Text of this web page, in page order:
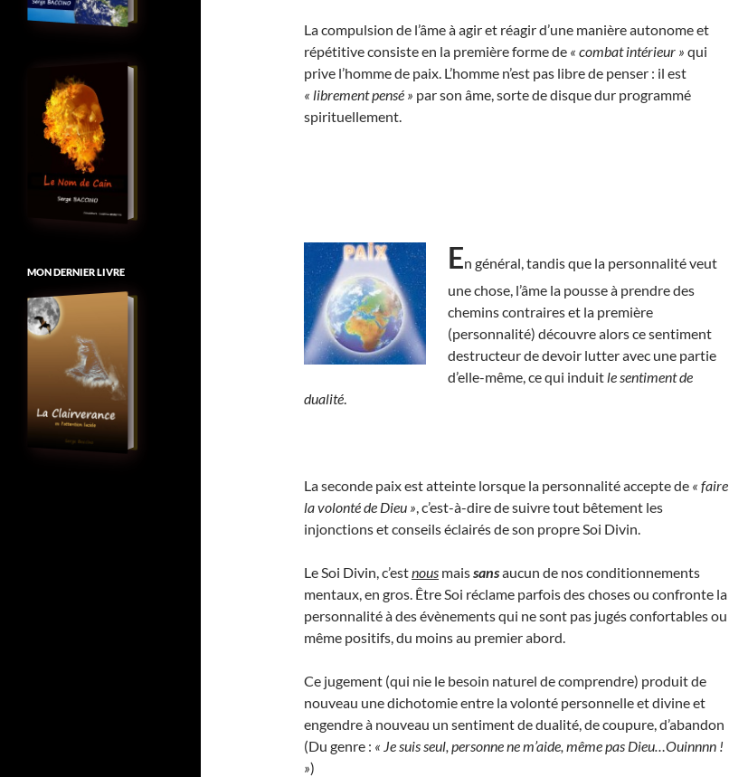
La compulsion de l’âme à agir et réagir d’une manière autonome et
répétitive consiste en la première forme de « combat intérieur » qui
prive l’homme de paix. L’homme n’est pas libre de penser : il est
« librement pensé » par son âme, sorte de disque dur programmé
spirituellement.
En général, tandis que la personnalité veut
une chose, l’âme la pousse à prendre des
chemins contraires et la première
(personnalité) découvre alors ce sentiment
destructeur de devoir lutter avec une partie
d’elle-même, ce qui induit le sentiment de
dualité.
La seconde paix est atteinte lorsque la personnalité accepte de « faire
la volonté de Dieu », c’est-à-dire de suivre tout bêtement les
injonctions et conseils éclairés de son propre Soi Divin.
Le Soi Divin, c’estnous maissansaucun de nos conditionnements
mentaux, en gros. Être Soi réclame parfois des choses ou confronte la
personnalité à des évènements qui ne sont pas jugés confortables ou
même positifs, du moins au premier abord.
Ce jugement (qui nie le besoin naturel de comprendre) produit de
nouveau une dichotomie entre la volonté personnelle et divine et
engendre à nouveau un sentiment de dualité, de coupure, d’abandon
(Du genre : « Je suis seul, personne ne m’aide, même pas Dieu…Ouinnnn !
»)
MON DERNIER LIVRE